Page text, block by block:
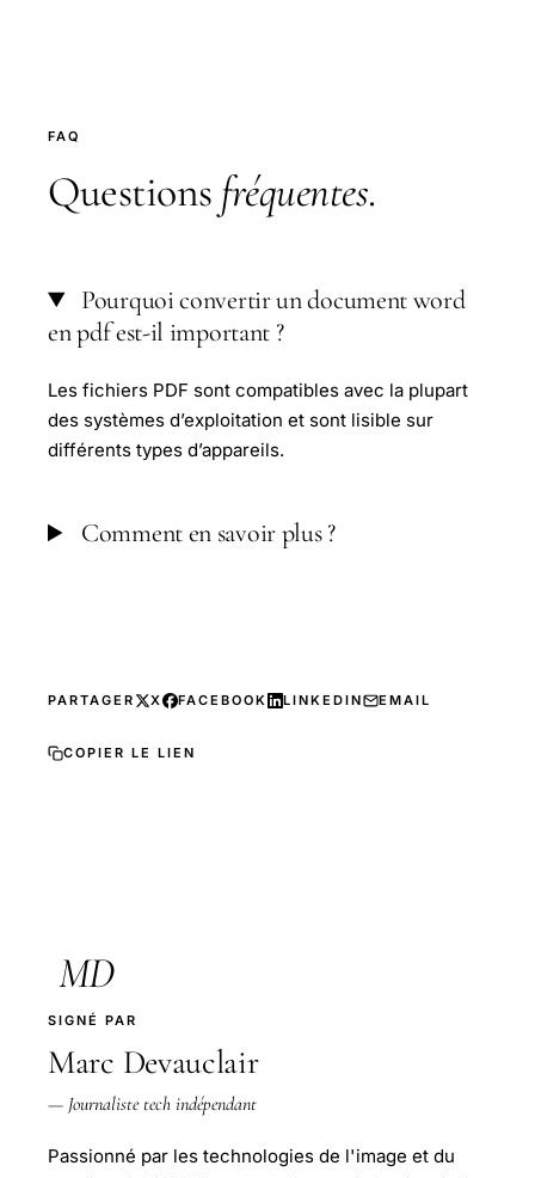
FAQ
Questions fréquentes.
Pourquoi convertir un document word
en pdf est-il important ?
Les fichiers PDF sont compatibles avec la plupart
des systèmes d’exploitation et sont lisible sur
différents types d’appareils.
Comment en savoir plus ?
PARTAGER X FACEBOOK LINKEDIN EMAIL
COPIER LE LIEN
MD
SIGNÉ PAR
Marc Devauclair
— Journaliste tech indépendant
Passionné par les technologies de l'image et du